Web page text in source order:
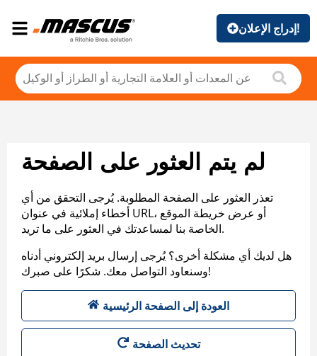
إدراج الإعلان!
لم يتم العثور على الصفحة
تعذر العثور على الصفحة المطلوبة. يُرجى التحقق من أي
أخطاء إملائية في عنوان URL، أو عرض خريطة الموقع
الخاصة بنا لمساعدتك في العثور على ما تريد.
هل لديك أي مشكلة أخرى؟ يُرجى إرسال بريد إلكتروني أدناه
وسنعاود التواصل معك. شكرًا على صبرك!
العودة إلى الصفحة الرئيسية
تحديث الصفحة